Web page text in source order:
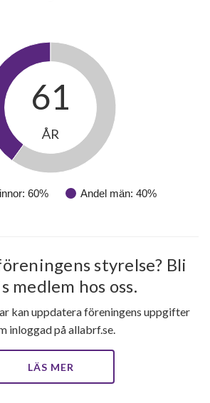
60% Andel män: 40%
61
ÅR
styrelse? Bli
medlem hos oss.
kan uppdatera föreningens uppgifter
inloggad på allabrf.se.
LÄS MER